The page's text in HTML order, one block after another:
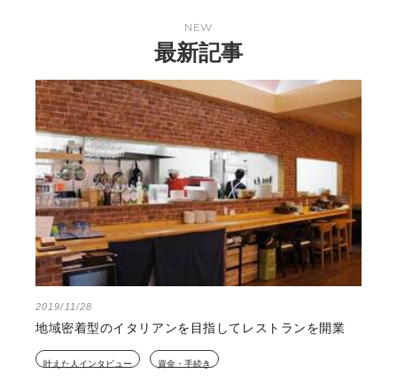
NEW
最新記事
2019/11/28
地域密着型のイタリアンを目指してレストランを開業
叶えた人インタビュー 資金・手続き